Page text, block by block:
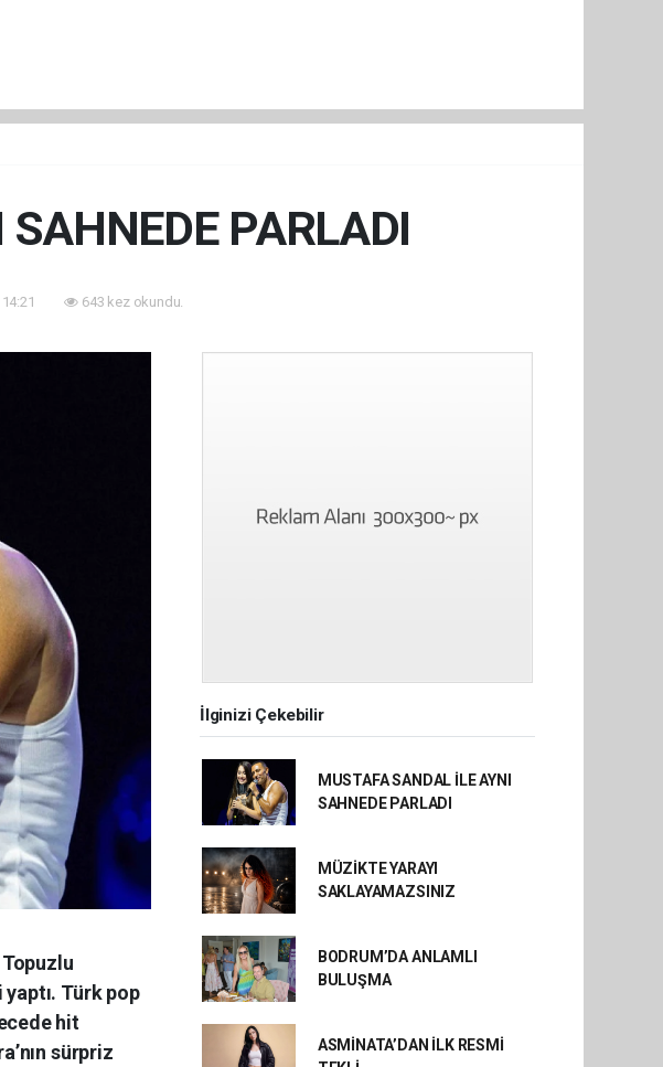
PARLADI
643 kez okundu.
Türk pop
hit
sürpriz
İlginizi Çekebilir
MUSTAFA SANDAL İLE AYNI
SAHNEDE PARLADI
MÜZİKTE YARAYI
SAKLAYAMAZSINIZ
BODRUM’DA ANLAMLI
BULUŞMA
ASMİNATA’DAN İLK RESMİ